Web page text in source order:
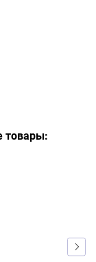
товары: